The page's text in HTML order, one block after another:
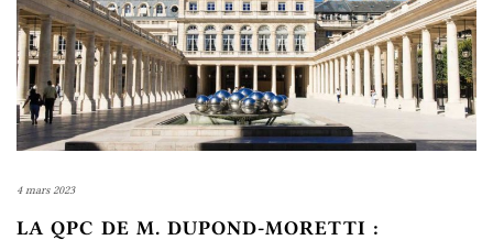
4 mars 2023
LA QPC DE M. DUPOND-MORETTI :